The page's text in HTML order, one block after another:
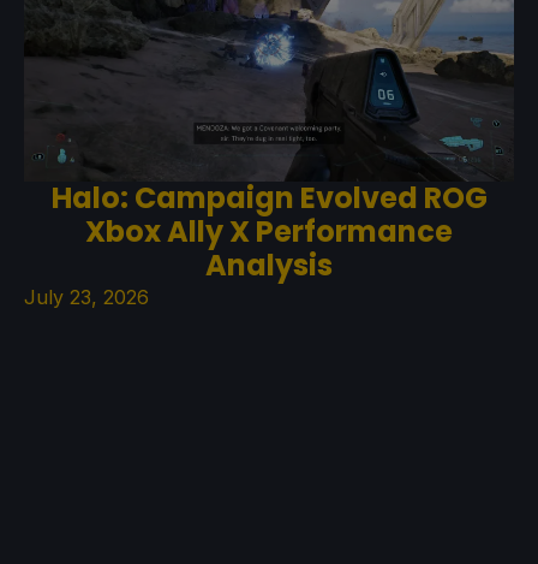
Halo: Campaign Evolved ROG
Xbox Ally X Performance
Analysis
July 23, 2026